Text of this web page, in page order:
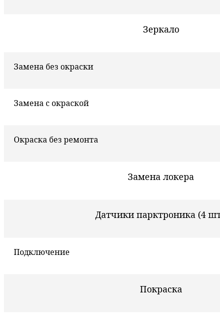
Зеркало
Замена без окраски
Замена с окраской
Окраска без ремонта
Замена локера
Датчики парктроника (4
Подключение
Покраска